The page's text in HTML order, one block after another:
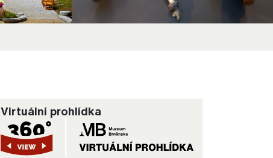
Virtuální prohlídka